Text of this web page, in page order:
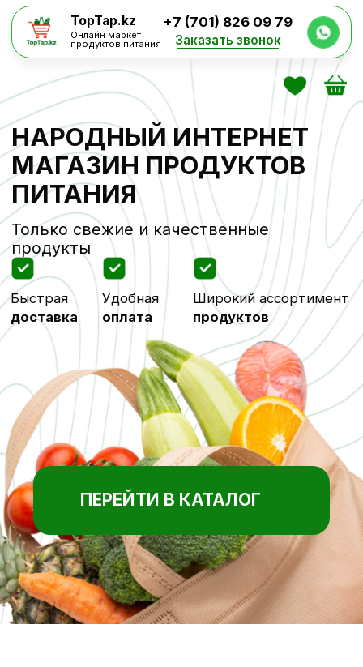
НАРОДНЫЙ ИНТЕРНЕТ
МАГАЗИН ПРОДУКТОВ
ПИТАНИЯ
Только свежие и качественные
продукты
Быстрая
доставка
Широкий ассортимент
продуктов
Удобная
оплата
TopTap.kz
Онлайн маркет
продуктов питания
+7 (701) 826 09 79
ПЕРЕЙТИ В КАТАЛОГ
Заказать звонок